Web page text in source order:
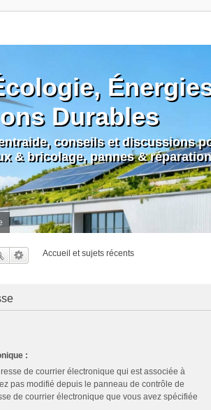
Durables
conseils et discussions
& bricolage, pannes &
Accueil et sujets récents
:
de courrier électronique qui est associée à
pas modifié depuis le panneau de contrôle de
de courrier électronique que vous avez spécifiée